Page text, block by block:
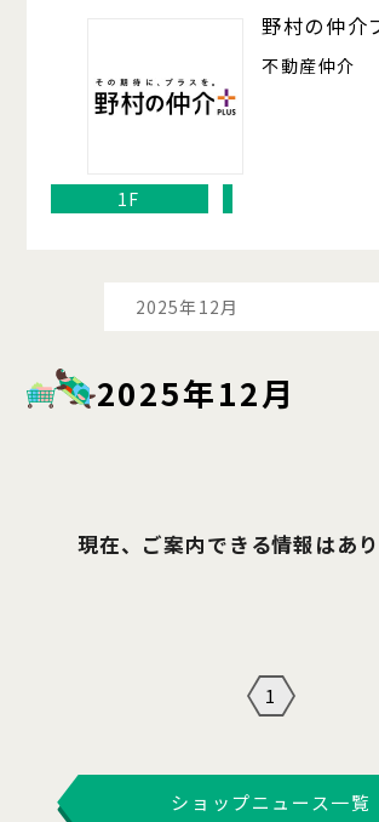
野村の仲介
不動産仲介
1F
2025年12月
2025年12月
現在、ご案内できる情報はあり
1
ショップニュース一覧